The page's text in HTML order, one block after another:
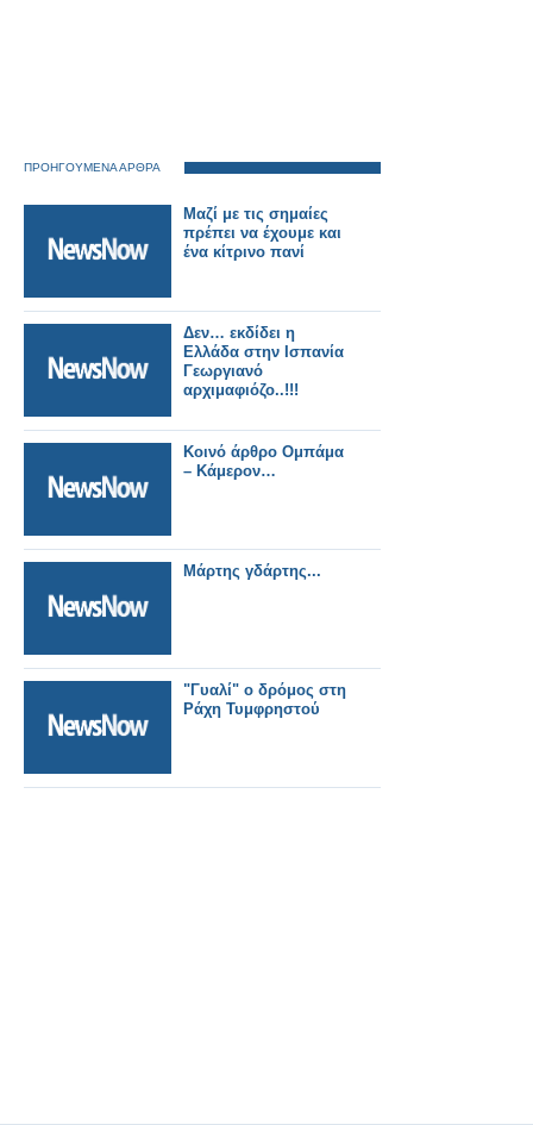
ΠΡΟΗΓΟΥΜΕΝΑ ΑΡΘΡΑ
Μαζί με τις σημαίες
πρέπει να έχουμε και
ένα κίτρινο πανί
Δεν… εκδίδει η
Ελλάδα στην Ισπανία
Γεωργιανό
αρχιμαφιόζο..!!!
Κοινό άρθρο Ομπάμα
– Κάμερον…
Μάρτης γδάρτης...
"Γυαλί" ο δρόμος στη
Ράχη Τυμφρηστού